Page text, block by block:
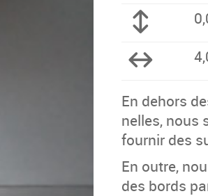
En de­hors
nelles, nous
four­nir des
En outre,
des bords